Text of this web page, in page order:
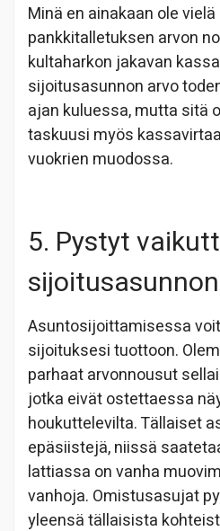
Minä en ainakaan ole
pankkitalletuksen arvon
kultaharkon jakavan
sijoitusasunnon arvo
ajan kuluessa, mutta sitä
taskuusi myös
vuokrien muodossa.
5. Pystyt
Asuntosijoittamisessa
sijoituksesi tuottoon.
parhaat arvonnousut
jotka eivät ostettaessa
houkuttelevilta. Tällaiset
epäsiistejä, niissä
lattiassa on vanha
vanhoja. Omistusasujat
yleensä tällaisista